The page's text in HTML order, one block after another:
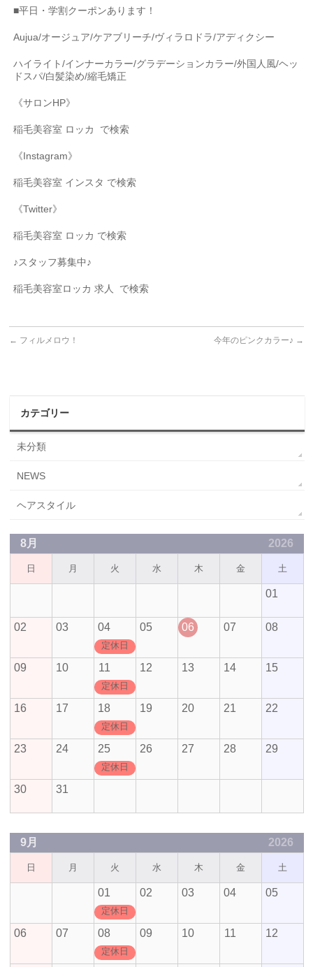
■平日・学割クーポンあります！
Aujua/オージュア/ケアブリーチ/ヴィラロドラ/アディクシー
ハイライト/インナーカラー/グラデーションカラー/外国人風/ヘッ
ドスパ/白髪染め/縮毛矯正
《サロンHP》
稲毛美容室 ロッカ で検索
《Instagram》
稲毛美容室 インスタ で検索
《Twitter》
稲毛美容室 ロッカ で検索
♪スタッフ募集中♪
稲毛美容室ロッカ 求人 で検索
← フィルメロウ！ 今年のピンクカラー♪ →
カテゴリー
未分類
NEWS
ヘアスタイル
8月 2026
日 月 火 水 木 金 土
01
02 03 04
定休日
05 06 07 08
09 10 11
定休日
12 13 14 15
16 17 18
定休日
19 20 21 22
23 24 25
定休日
26 27 28 29
30 31
9月 2026
日 月 火 水 木 金 土
01
定休日
02 03 04 05
06 07 08
定休日
09 10 11 12